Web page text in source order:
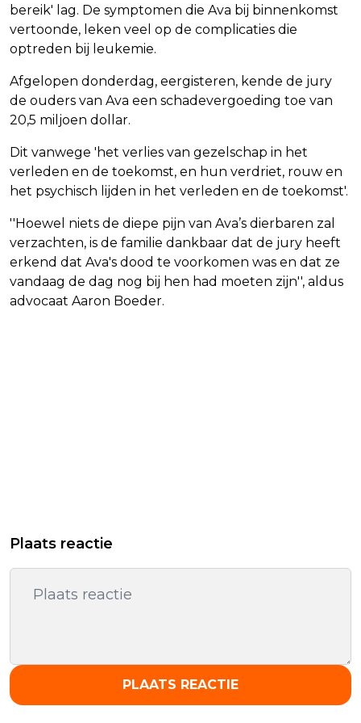
bereik' lag. De symptomen die Ava bij binnenkomst
vertoonde, leken veel op de complicaties die
optreden bij leukemie.
Afgelopen donderdag, eergisteren, kende de jury
de ouders van Ava een schadevergoeding toe van
20,5 miljoen dollar.
Dit vanwege 'het verlies van gezelschap in het
verleden en de toekomst, en hun verdriet, rouw en
het psychisch lijden in het verleden en de toekomst'.
''Hoewel niets de diepe pijn van Ava’s dierbaren zal
verzachten, is de familie dankbaar dat de jury heeft
erkend dat Ava's dood te voorkomen was en dat ze
vandaag de dag nog bij hen had moeten zijn'', aldus
advocaat Aaron Boeder.
Plaats reactie
PLAATS REACTIE